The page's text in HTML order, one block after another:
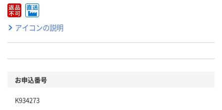
アイコンの説明
お申込番号
K934273